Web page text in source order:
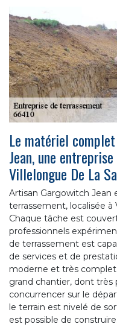
Le matériel
Jean, une
Villelongue De La
Artisan Gargowitch Jean
terrassement, localisée à
Chaque tâche est
professionnels
de terrassement est
de services et de
moderne et très
grand chantier, dont très
concurrencer sur le
le terrain est nivelé de
est possible de construire.